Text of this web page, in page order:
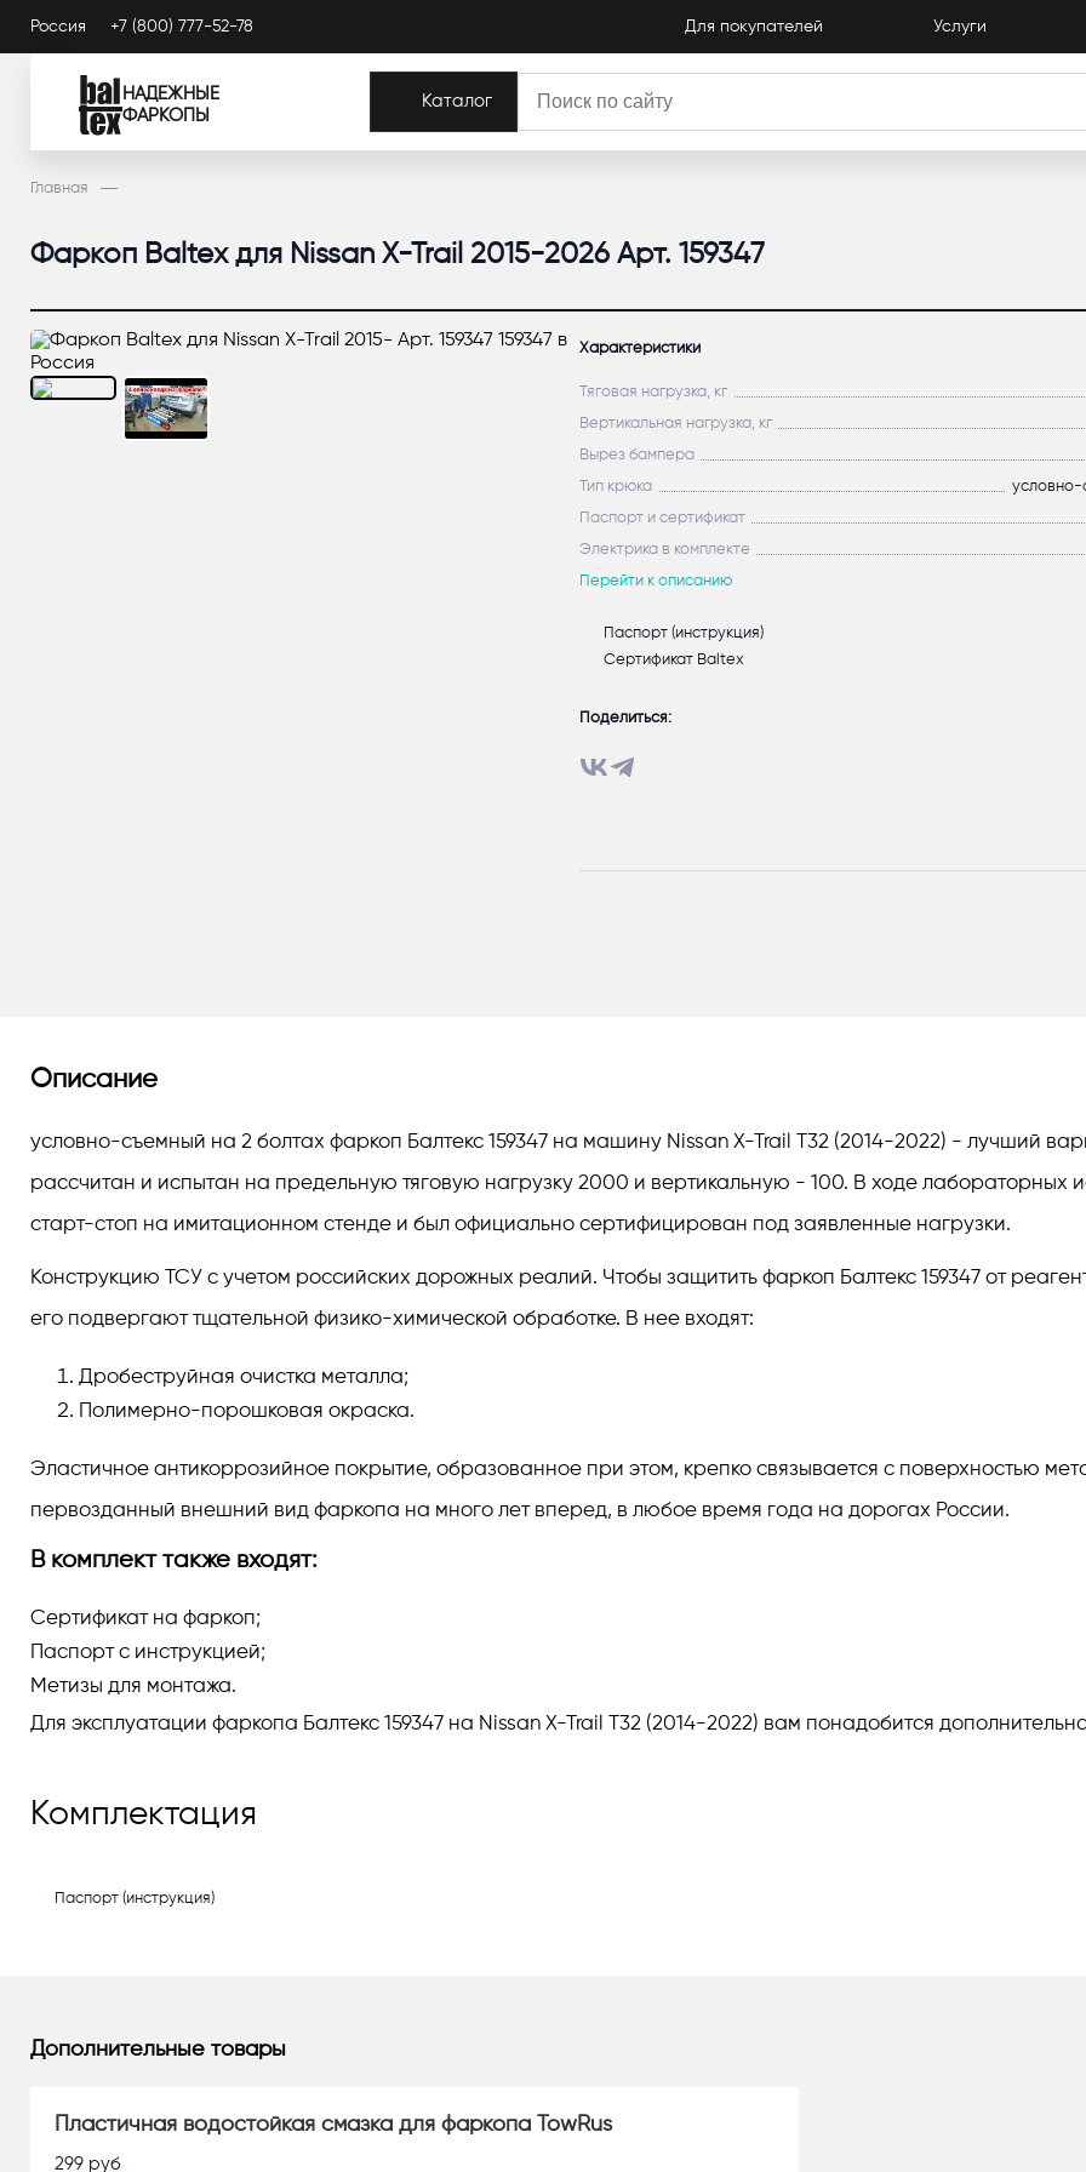
Россия +7 (800) 777-52-78 Для покупателей Услуги
НАДЕЖНЫЕ
ФАРКОПЫ
Каталог
Главная
Фаркоп Baltex для Nissan X-Trail 2015-2026 Арт. 159347
Характеристики
Тяговая нагрузка, кг
Вертикальная нагрузка, кг
Вырез бампера
Тип крюка
условно-
Паспорт и сертификат
Электрика в комплекте
Перейти к описанию
Паспорт (инструкция)
Сертификат Baltex
Поделиться:
Описание
условно-съемный на 2 болтах фаркоп Балтекс 159347 на машину Nissan X-Trail T32 (2014-2022) - лучший
рассчитан и испытан на предельную тяговую нагрузку 2000 и вертикальную - 100. В ходе
старт-стоп на имитационном стенде и был официально сертифицирован под заявленные нагрузки.
Конструкцию ТСУ с учетом российских дорожных реалий. Чтобы защитить фаркоп Балтекс 159347 от
его подвергают тщательной физико-химической обработке. В нее входят:
Дробеструйная очистка металла;
Полимерно-порошковая окраска.
Эластичное антикоррозийное покрытие, образованное при этом, крепко связывается с поверхностью
первозданный внешний вид фаркопа на много лет вперед, в любое время года на дорогах России.
В комплект также входят:
Сертификат на фаркоп;
Паспорт с инструкцией;
Метизы для монтажа.
Для эксплуатации фаркопа Балтекс 159347 на Nissan X-Trail T32 (2014-2022) вам понадобится
Комплектация
Паспорт (инструкция)
Дополнительные товары
Пластичная водостойкая смазка для фаркопа TowRus
299 руб